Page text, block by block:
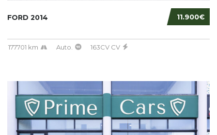
11.900€
FORD 2014
177701 km Auto. 163CV CV